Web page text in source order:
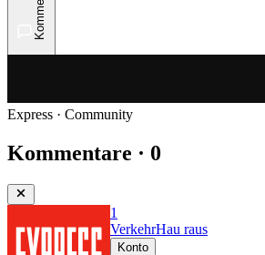
Express · Community
Kommentare · 0
1
VerkehrHau raus
Konto